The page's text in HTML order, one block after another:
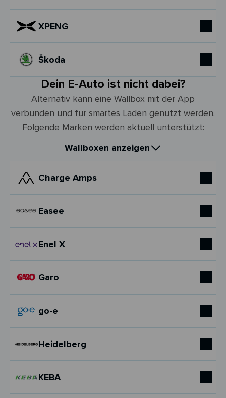
XPENG
Škoda
Dein E-Auto ist nicht dabei?
Alternativ kann eine Wallbox mit der App
verbunden und für smartes Laden genutzt werden.
Folgende Marken werden aktuell unterstützt:
Wallboxen anzeigen
Charge Amps
Easee
Enel X
Garo
go-e
Heidelberg
KEBA